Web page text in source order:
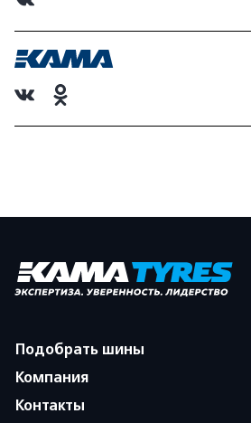
Подобрать шины
Компания
Контакты